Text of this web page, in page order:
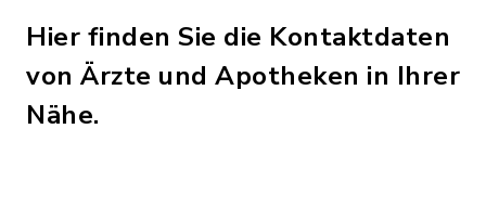
Hier finden Sie die Kontaktdaten
von Ärzte und Apotheken in Ihrer
Nähe.